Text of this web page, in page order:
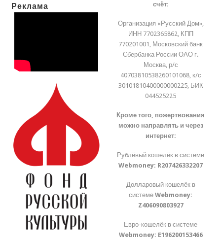
Реклама
счёт:
Организация «Русский Дом»,
ИНН 7702365862, КПП
770201001, Московский банк
Сбербанка России ОАО г.
Москва, р/с
40703810538260101068, к/с
30101810400000000225, БИК
044525225
Кроме того, пожертвования
можно направлять и через
интернет:
Рублёвый кошелёк в системе
Webmoney: R207426332207
Долларовый кошелёк в
системеWebmoney:
Z406090803927
Евро-кошелёк в системе
Webmoney: E196200153466